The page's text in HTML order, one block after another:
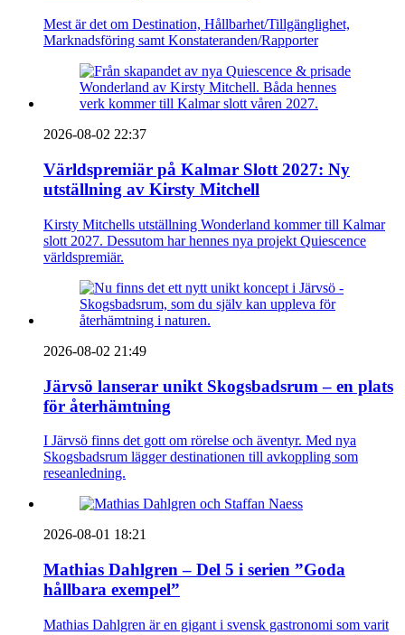
Mest är det om Destination, Hållbarhet/Tillgänglighet,
Marknadsföring samt Konstateranden/Rapporter
2026-08-02 22:37
Världspremiär på Kalmar Slott 2027: Ny
utställning av Kirsty Mitchell
Kirsty Mitchells utställning Wonderland kommer till Kalmar
slott 2027. Dessutom har hennes nya projekt Quiescence
världspremiär.
2026-08-02 21:49
Järvsö lanserar unikt Skogsbadsrum – en plats
för återhämtning
I Järvsö finns det gott om rörelse och äventyr. Med nya
Skogsbadsrum lägger destinationen till avkoppling som
reseanledning.
2026-08-01 18:21
Mathias Dahlgren – Del 5 i serien ”Goda
hållbara exempel”
Mathias Dahlgren är en gigant i svensk gastronomi som varit